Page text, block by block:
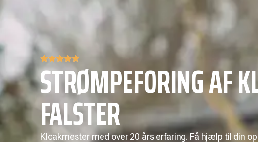
STRØMPEFORING AF
FALSTER
Kloakmester med over 20 års erfaring. Få hjælp til din